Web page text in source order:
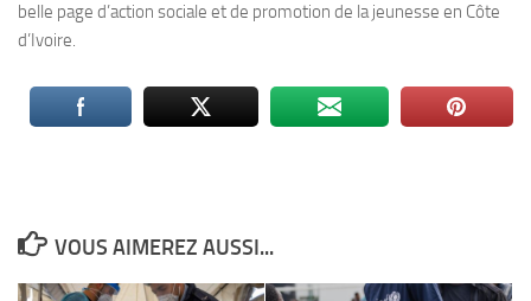
belle page d’action sociale et de promotion de la jeunesse en Côte
d’Ivoire.
VOUS AIMEREZ AUSSI...